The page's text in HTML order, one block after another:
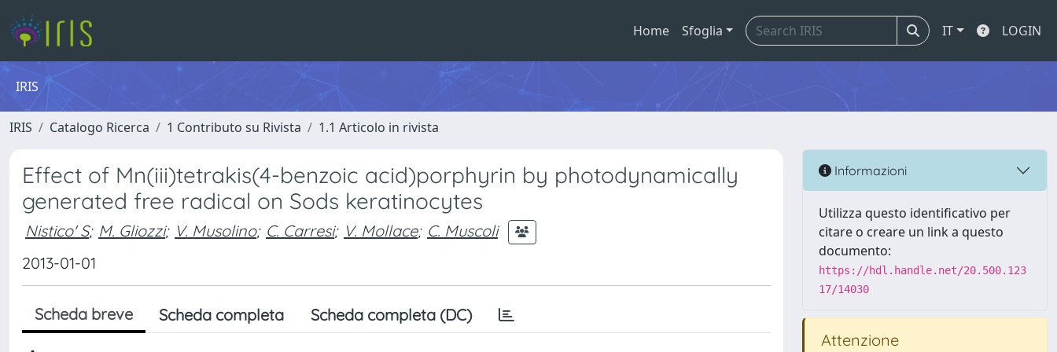
Home Sfoglia IT LOGIN
IRIS
IRIS Catalogo Ricerca 1 Contributo su Rivista 1.1 Articolo in rivista
Effect of Mn(iii)tetrakis(4-benzoic acid)porphyrin by photodynamically
generated free radical on Sods keratinocytes
Nistico' S; M. Gliozzi; V. Musolino; C. Carresi; V. Mollace; C. Muscoli
2013-01-01
Scheda breve Scheda completa Scheda completa (DC)
Informazioni
Utilizza questo identificativo per
citare o creare un link a questo
documento:
https://hdl.handle.net/20.500.123
17/14030
Attenzione